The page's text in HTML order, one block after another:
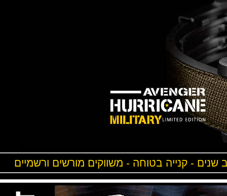
- קנייה בטוחה - משווקים מורשים ורשמיים